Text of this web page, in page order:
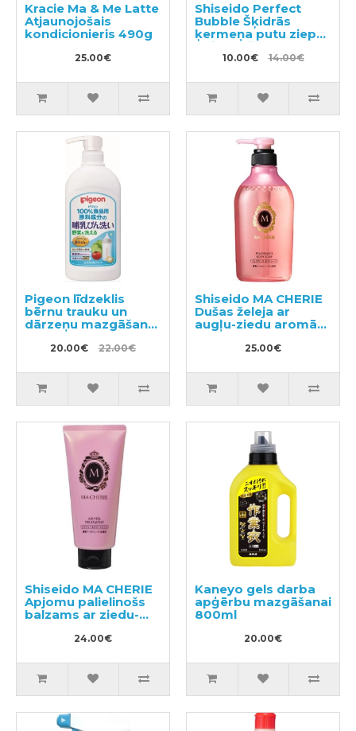
Kracie Ma & Me Latte
Atjaunojošais
kondicionieris 490g
25.00€
Shiseido Perfect
Bubble Šķidrās
ķermeņa putu ziepes
ar ilgstošu
dezodorējošu efektu
10.00€ 14.00€
Pigeon līdzeklis
bērnu trauku un
dārzeņu mazgāšanai
ar dozatoru 800ml
20.00€ 22.00€
Shiseido MA CHERIE
Dušas želeja ar
augļu-ziedu aromātu
450ml
25.00€
Shiseido MA CHERIE
Apjomu palielinošs
balzams ar ziedu-
augļu aromātu 180g
24.00€
Kaneyo gels darba
apģērbu mazgāšanai
800ml
20.00€